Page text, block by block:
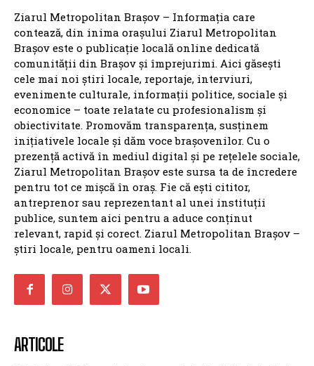
Ziarul Metropolitan Brașov – Informația care
contează, din inima orașului Ziarul Metropolitan
Brașov este o publicație locală online dedicată
comunității din Brașov și împrejurimi. Aici găsești
cele mai noi știri locale, reportaje, interviuri,
evenimente culturale, informații politice, sociale și
economice – toate relatate cu profesionalism și
obiectivitate. Promovăm transparența, susținem
inițiativele locale și dăm voce brașovenilor. Cu o
prezență activă în mediul digital și pe rețelele sociale,
Ziarul Metropolitan Brașov este sursa ta de încredere
pentru tot ce mișcă în oraș. Fie că ești cititor,
antreprenor sau reprezentant al unei instituții
publice, suntem aici pentru a aduce conținut
relevant, rapid și corect. Ziarul Metropolitan Brașov –
știri locale, pentru oameni locali.
ARTICOLE